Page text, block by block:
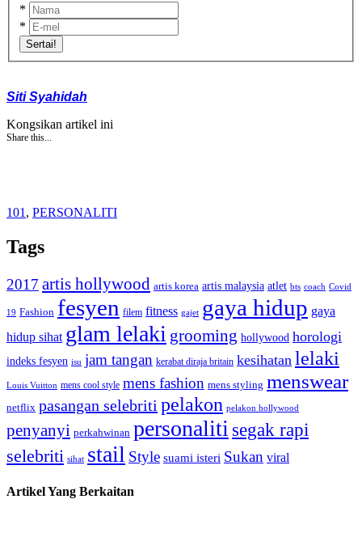
*
*
Sertai!
Siti Syahidah
Kongsikan artikel ini
Share this...
101 , PERSONALITI
Tags
2017 artis hollywood artis korea artis malaysia atlet bts coach Covid
19 Fashion fesyen filem fitness gajet gaya hidup gaya
hidup sihat glam lelaki grooming hollywood horologi
indeks fesyen isu jam tangan kerabat diraja britain kesihatan lelaki
Louis Vuitton mens cool style mens fashion mens styling menswear
netflix pasangan selebriti pelakon pelakon hollywood
penyanyi perkahwinan personaliti segak rapi
selebriti sihat stail Style suami isteri Sukan viral
Artikel Yang Berkaitan